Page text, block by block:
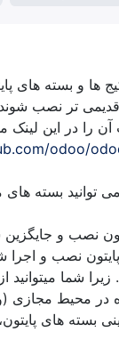
ها و بسته های
تر نصب
در این لینک می
odoo/
می توانید بسته
شما میتوانید از
محیط مجازی (و